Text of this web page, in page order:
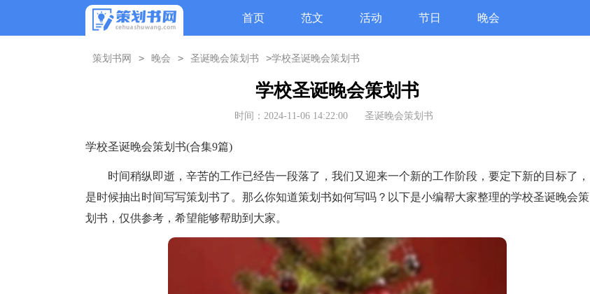
首页 范文 活动 节日 晚会
策划书网 > 晚会 > 圣诞晚会策划书 >学校圣诞晚会策划书
学校圣诞晚会策划书
时间：2024-11-06 14:22:00 圣诞晚会策划书
学校圣诞晚会策划书(合集9篇)
时间稍纵即逝，辛苦的工作已经告一段落了，我们又迎来一个新的工作阶段，要定下新的目标了，
是时候抽出时间写写策划书了。那么你知道策划书如何写吗？以下是小编帮大家整理的学校圣诞晚会策
划书，仅供参考，希望能够帮助到大家。